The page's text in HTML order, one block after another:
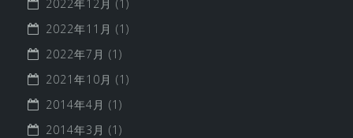
2022年12月 (1)
2022年11月 (1)
2022年7月 (1)
2021年10月 (1)
2014年4月 (1)
2014年3月 (1)